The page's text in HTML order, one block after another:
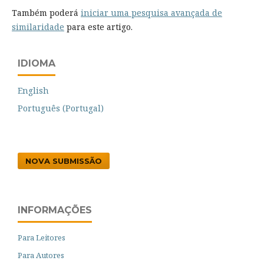
Também poderá iniciar uma pesquisa avançada de
similaridade para este artigo.
IDIOMA
English
Português (Portugal)
NOVA SUBMISSÃO
INFORMAÇÕES
Para Leitores
Para Autores